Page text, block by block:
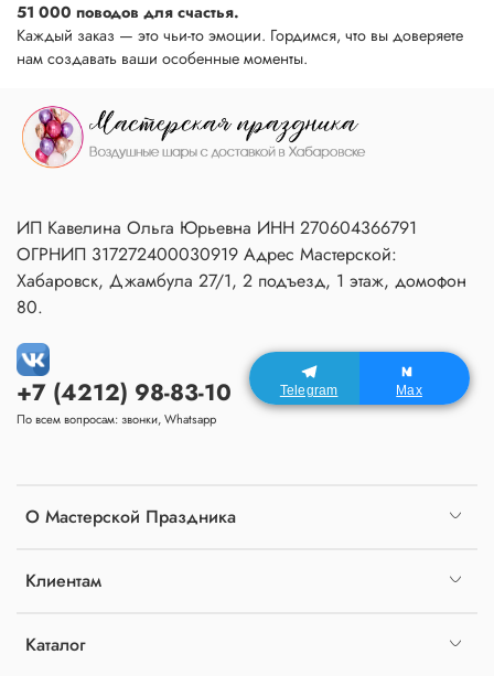
51 000 поводов для счастья.
Каждый заказ — это чьи-то эмоции. Гордимся, что вы доверяете
нам создавать ваши особенные моменты.
О Мастерской Праздника
Клиентам
Каталог
+7 (4212) 98-83-10
По всем вопросам: звонки, Whatsapp
ИП Кавелина Ольга Юрьевна ИНН 270604366791
ОГРНИП 317272400030919 Адрес Мастерской:
Хабаровск, Джамбула 27/1, 2 подъезд, 1 этаж, домофон
80.
Telegram Max